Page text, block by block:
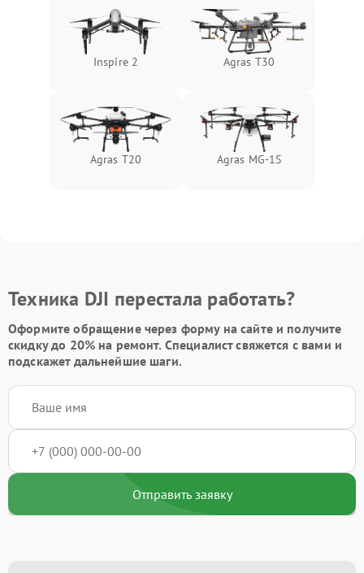
Inspire 2 Agras T30
Agras T20 Agras MG-1S
Техника DJI перестала работать?
Оформите обращение через форму на сайте и получите
скидку до 20%на ремонт. Специалист свяжется с вами и
подскажет дальнейшие шаги.
Отправить заявку